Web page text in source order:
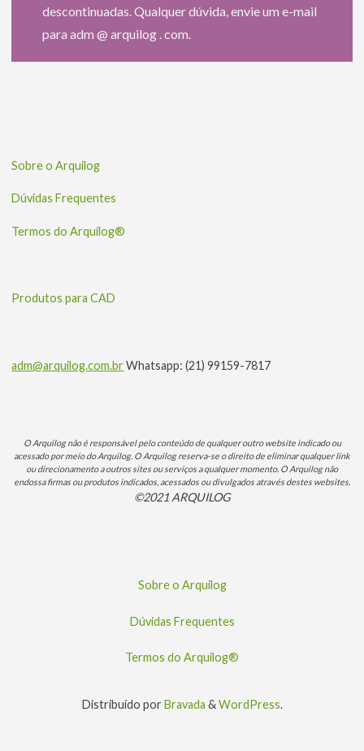
descontinuadas. Qualquer dúvida, envie um e-mail
para adm @ arquilog . com.
Sobre o Arquilog
Dúvidas Frequentes
Termos do Arquilog®
Produtos para CAD
adm@arquilog.com.brWhatsapp: (21) 99159-7817
O Arquilog não é responsável pelo conteúdo de qualquer outro website indicado ou
acessado por meio do Arquilog. O Arquilog reserva-se o direito de eliminar qualquer link
ou direcionamento a outros sites ou serviços a qualquer momento. O Arquilog não
endossa firmas ou produtos indicados, acessados ou divulgados através destes websites.
©2021 ARQUILOG
Sobre o Arquilog
Dúvidas Frequentes
Termos do Arquilog®
Distribuído por Bravada &WordPress.